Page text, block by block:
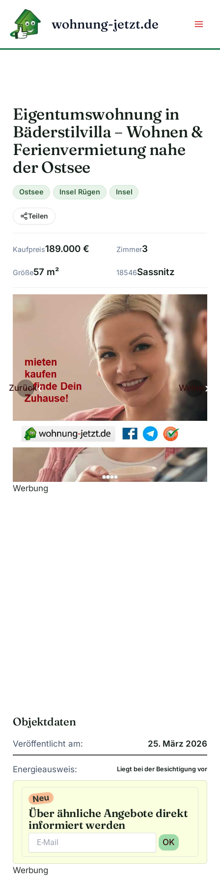
Inhalt
springen
wohnung-jetzt.de
Eigentumswohnung in
Bäderstilvilla – Wohnen &
Ferienvermietung nahe
der Ostsee
Ostsee Insel Rügen Insel
Teilen
Kaufpreis189.000 € Zimmer3
Größe57 m² 18546Sassnitz
Zurück Weiter
Werbung
Objektdaten
Veröffentlicht am: 25. März 2026
Energieausweis: Liegt bei der Besichtigung vor
Neu
Über ähnliche Angebote direkt
informiert werden
OK
A
l
Werbung